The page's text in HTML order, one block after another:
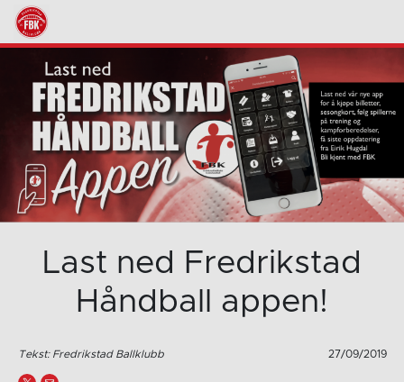
Last ned Fredrikstad
Håndball appen!
Tekst: Fredrikstad Ballklubb 27/09/2019